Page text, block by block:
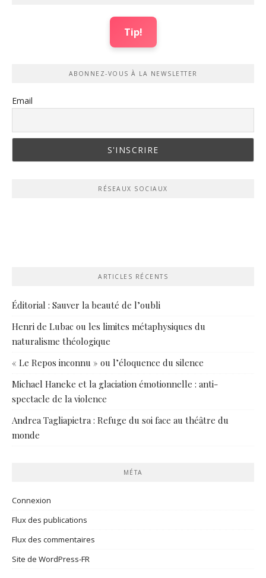
Tip!
ABONNEZ-VOUS À LA NEWSLETTER
Email
RÉSEAUX SOCIAUX
ARTICLES RÉCENTS
Éditorial : Sauver la beauté de l’oubli
Henri de Lubac ou les limites métaphysiques du
naturalisme théologique
« Le Repos inconnu » ou l’éloquence du silence
Michael Haneke et la glaciation émotionnelle : anti-
spectacle de la violence
Andrea Tagliapietra : Refuge du soi face au théâtre du
monde
MÉTA
Connexion
Flux des publications
Flux des commentaires
Site de WordPress-FR